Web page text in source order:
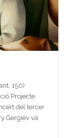
150)
Projecte
del tercer
Gergiev va